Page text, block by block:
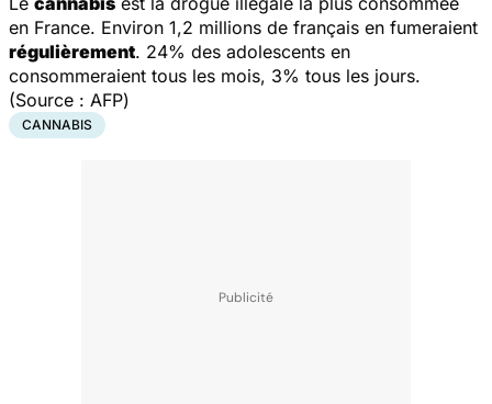
en France. Environ 1,2 millions de français en fumeraient
régulièrement. 24% des adolescents en
consommeraient tous les mois, 3% tous les jours.
(Source : AFP)
CANNABIS